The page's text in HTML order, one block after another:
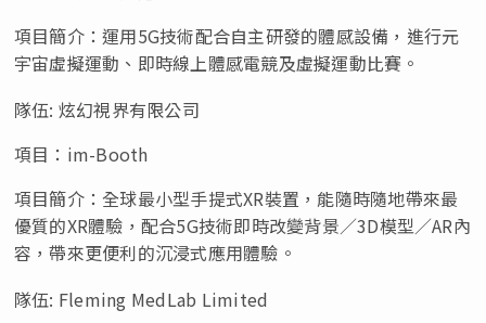
項目簡介：運用5G技術配合自主研發的體感設備，進行元
宇宙虛擬運動、即時線上體感電競及虛擬運動比賽。
隊伍: 炫幻視界有限公司
項目： im-Booth
項目簡介：全球最小型手提式XR裝置，能隨時隨地帶來最
優質的XR體驗，配合5G技術即時改變背景／3D模型／AR內
容，帶來更便利的沉浸式應用體驗。
隊伍: Fleming MedLab Limited